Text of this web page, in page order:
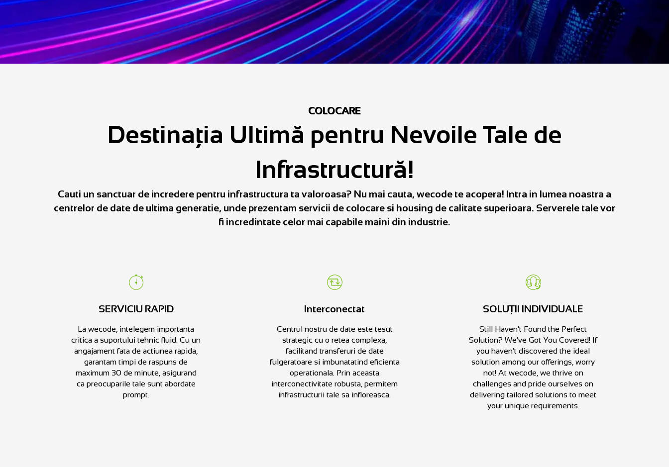
COLOCARE
Destinația Ultimă pentru Nevoile Tale de
Infrastructură!
Cauti un sanctuar de incredere pentru infrastructura ta valoroasa? Nu mai cauta, wecode te acopera! Intra in lumea noastra a
centrelor de date de ultima generatie, unde prezentam servicii de colocare si housing de calitate superioara. Serverele tale vor
fi incredintate celor mai capabile maini din industrie.
SERVICIU RAPID
La wecode, intelegem importanta
critica a suportului tehnic fluid. Cu un
angajament fata de actiunea rapida,
garantam timpi de raspuns de
maximum 30 de minute, asigurand
ca preocuparile tale sunt abordate
prompt.
Interconectat
Centrul nostru de date este tesut
strategic cu o retea complexa,
facilitand transferuri de date
fulgeratoare si imbunatatind eficienta
operationala. Prin aceasta
interconectivitate robusta, permitem
infrastructurii tale sa infloreasca.
SOLUȚII INDIVIDUALE
Still Haven't Found the Perfect
Solution? We've Got You Covered! If
you haven't discovered the ideal
solution among our offerings, worry
not! At wecode, we thrive on
challenges and pride ourselves on
delivering tailored solutions to meet
your unique requirements.